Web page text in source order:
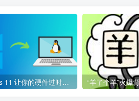
Windows 11 让你的硬件过时，使用 Linux 代替吧！